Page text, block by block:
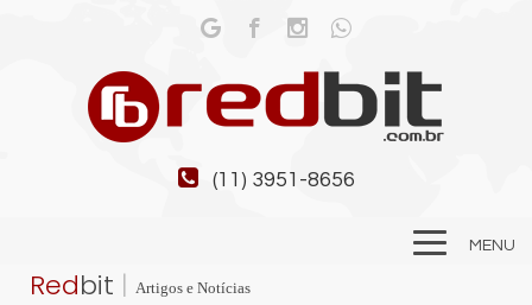
(11) 3951-8656
MENU
Redbit | Artigos e Notícias